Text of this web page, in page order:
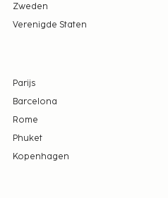
Zweden
Verenigde Staten
Parijs
Barcelona
Rome
Phuket
Kopenhagen